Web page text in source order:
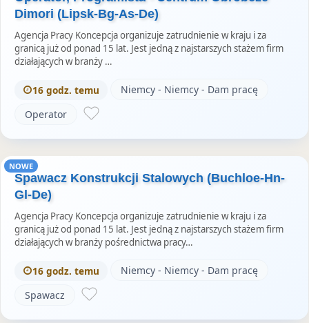
Dimori (Lipsk-Bg-As-De)
Agencja Pracy Koncepcja organizuje zatrudnienie w kraju i za
granicą już od ponad 15 lat. Jest jedną z najstarszych stażem firm
działających w branży …
16 godz. temu
Niemcy - Niemcy - Dam pracę
Operator
NOWE
Spawacz Konstrukcji Stalowych (Buchloe-Hn-
Gl-De)
Agencja Pracy Koncepcja organizuje zatrudnienie w kraju i za
granicą już od ponad 15 lat. Jest jedną z najstarszych stażem firm
działających w branży pośrednictwa pracy…
16 godz. temu
Niemcy - Niemcy - Dam pracę
Spawacz